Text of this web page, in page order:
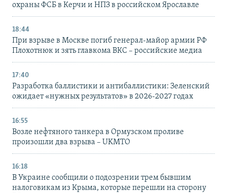
охраны ФСБ в Керчи и НПЗ в российском Ярославле
18:44
При взрыве в Москве погиб генерал-майор армии РФ
Плохотнюк и зять главкома ВКС – российские медиа
17:40
Разработка баллистики и антибаллистики: Зеленский
ожидает «нужных результатов» в 2026-2027 годах
16:55
Возле нефтяного танкера в Ормузском проливе
произошли два взрыва – UKMTO
16:18
В Украине сообщили о подозрении трем бывшим
налоговикам из Крыма, которые перешли на сторону